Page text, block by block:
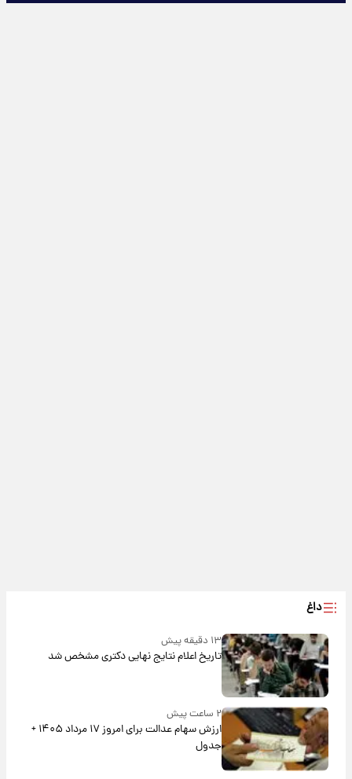
داغ
۱۳ دقیقه پیش
تاریخ اعلام نتایج نهایی دکتری مشخص شد
۲ ساعت پیش
ارزش سهام عدالت برای امروز ۱۷ مرداد ۱۴۰۵ +
جدول